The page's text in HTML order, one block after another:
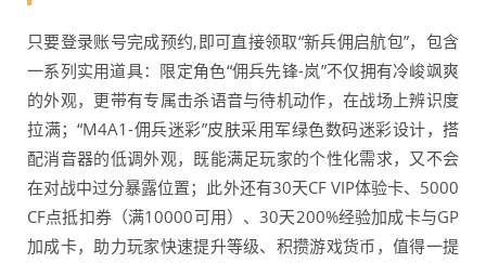
只要登录账号完成预约,即可直接领取“新兵佣启航包”，包含
一系列实用道具：限定角色“佣兵先锋-岚”不仅拥有冷峻飒爽
的外观，更带有专属击杀语音与待机动作，在战场上辨识度
拉满；“M4A1-佣兵迷彩”皮肤采用军绿色数码迷彩设计，搭
配消音器的低调外观，既能满足玩家的个性化需求，又不会
在对战中过分暴露位置；此外还有30天CF VIP体验卡、5000
CF点抵扣券（满10000可用）、30天200%经验加成卡与GP
加成卡，助力玩家快速提升等级、积攒游戏货币，值得一提